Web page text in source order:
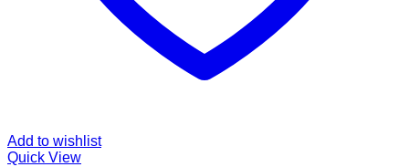
Add to wishlist
Quick View